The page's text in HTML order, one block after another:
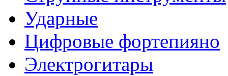
Ударные
Цифровые фортепияно
Электрогитары